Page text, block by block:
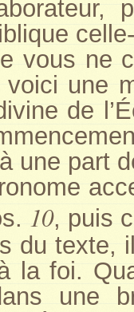
vous ne
voici une
de
une part
10, puis
du texte,
la foi.
une